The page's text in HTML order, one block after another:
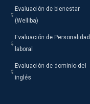
Evaluación de bienestar
(Welliba)
Evaluación de Personalidad
laboral
Evaluación de dominio del
inglés